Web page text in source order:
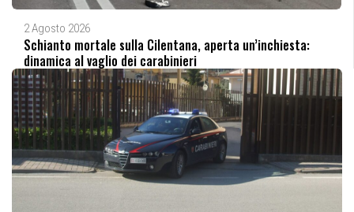
2 Agosto 2026
Schianto mortale sulla Cilentana, aperta un’inchiesta:
dinamica al vaglio dei carabinieri